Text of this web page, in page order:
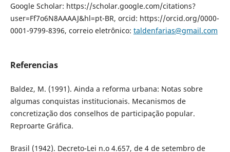
Google Scholar: https://scholar.google.com/citations?
user=Ff7o6N8AAAAJ&hl=pt-BR, orcid: https://orcid.org/0000-
0001-9799-8396, correio eletrônico: taldenfarias@gmail.com
Referencias
Baldez, M. (1991). Ainda a reforma urbana: Notas sobre
algumas conquistas institucionais. Mecanismos de
concretização dos conselhos de participação popular.
Reproarte Gráfica.
Brasil (1942). Decreto-Lei n.o 4.657, de 4 de setembro de